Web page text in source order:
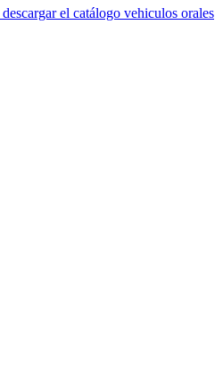
descargar el catálogo vehiculos orales